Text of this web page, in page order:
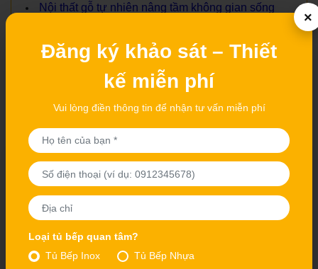
Nội thất gỗ tự nhiên nâng tầm không gian sống
- SẢN PHẨM CÙNG LOẠI
Mẫu Bếp Acrylic dưới
×
Đăng ký khảo sát – Thiết
kế miễn phí
Vui lòng điền thông tin để nhận tư vấn miễn phí
Loại tủ bếp quan tâm?
Tủ Bếp Inox
Tủ Bếp Nhựa